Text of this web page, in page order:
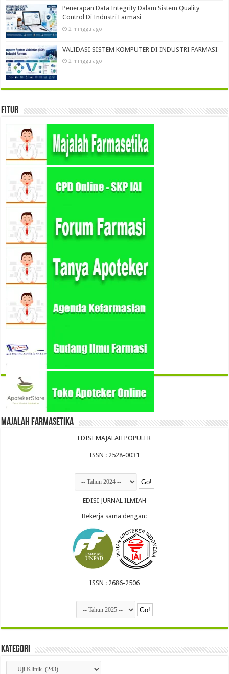
Penerapan Data Integrity Dalam Sistem Quality
Control Di Industri Farmasi
2 minggu ago
VALIDASI SISTEM KOMPUTER DI INDUSTRI FARMASI
2 minggu ago
Fitur
Majalah Farmasetika
EDISI MAJALAH POPULER
ISSN : 2528-0031
EDISI JURNAL ILMIAH
Bekerja sama dengan:
ISSN : 2686-2506
Kategori
Kategori